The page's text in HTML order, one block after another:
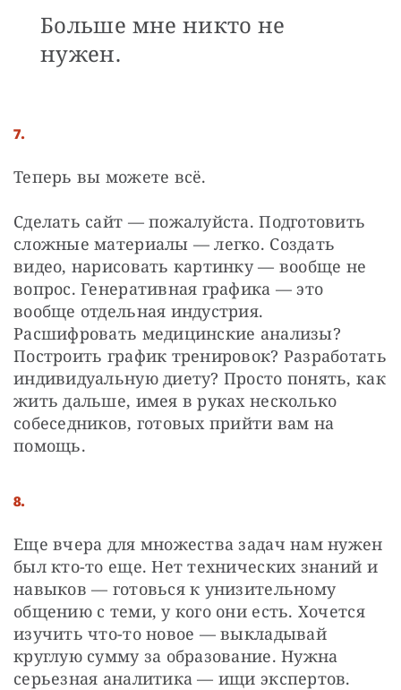
Больше мне никто не
нужен.
7.
Теперь вы можете всё.
Сделать сайт — пожалуйста. Подготовить
сложные материалы — легко. Создать
видео, нарисовать картинку — вообще не
вопрос. Генеративная графика — это
вообще отдельная индустрия.
Расшифровать медицинские анализы?
Построить график тренировок? Разработать
индивидуальную диету? Просто понять, как
жить дальше, имея в руках несколько
собеседников, готовых прийти вам на
помощь.
8.
Еще вчера для множества задач нам нужен
был кто-то еще. Нет технических знаний и
навыков — готовься к унизительному
общению с теми, у кого они есть. Хочется
изучить что-то новое — выкладывай
круглую сумму за образование. Нужна
серьезная аналитика — ищи экспертов.